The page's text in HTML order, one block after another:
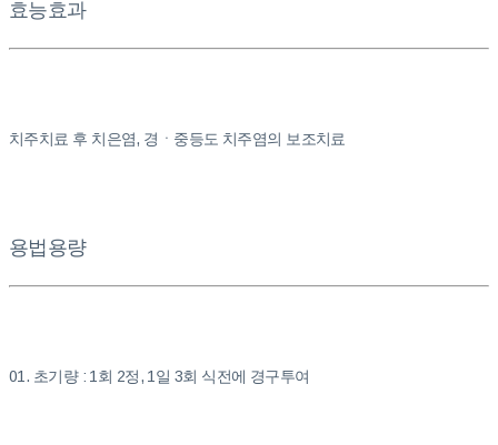
효능효과
치주치료 후 치은염, 경ㆍ중등도 치주염의 보조치료
용법용량
01. 초기량 : 1회 2정, 1일 3회 식전에 경구투여